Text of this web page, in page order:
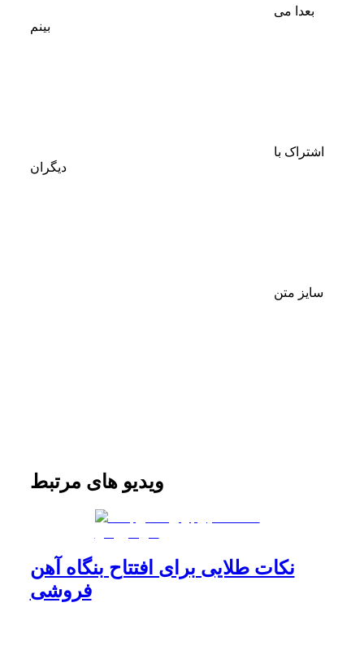
بعدا می
بینم
اشتراک با
دیگران
سایز متن
ویدیو های مرتبط
نکات طلایی برای افتتاح بنگاه آهن
فروشی